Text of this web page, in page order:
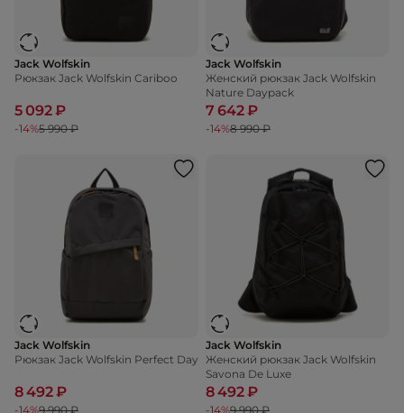
Jack Wolfskin
Рюкзак Jack Wolfskin Cariboo
5 092 ₽
-14%5 990 ₽
Jack Wolfskin
Женский рюкзак Jack Wolfskin
Nature Daypack
7 642 ₽
-14%8 990 ₽
Jack Wolfskin
Рюкзак Jack Wolfskin Perfect Day
8 492 ₽
-14%9 990 ₽
Jack Wolfskin
Женский рюкзак Jack Wolfskin
Savona De Luxe
8 492 ₽
-14%9 990 ₽